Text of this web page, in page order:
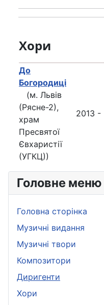
Головне меню
Головна сторінка
Музичні видання
Музичні твори
Композитори
Диригенти
Хори
Хори
До
Богородиці
(м. Львів
(Рясне-2),
храм
Пресвятої
Євхаристії
(УГКЦ))
2013 -